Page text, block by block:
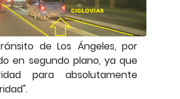
de Los Ángeles, por
en segundo plano, ya que
para absolutamente